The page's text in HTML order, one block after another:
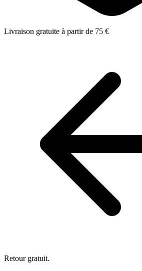
Livraison gratuite à partir de 75 €
Retour gratuit.